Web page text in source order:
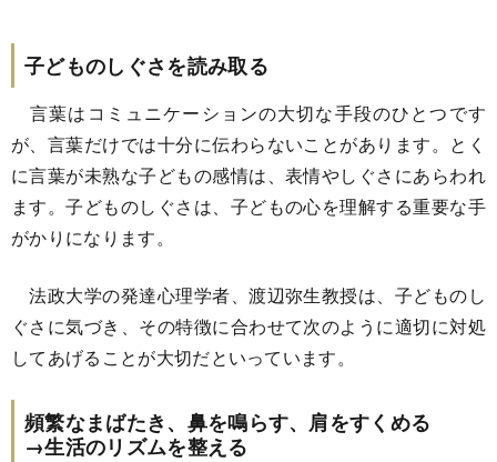
子どものしぐさを読み取る
言葉はコミュニケーションの大切な手段のひとつです
が、言葉だけでは十分に伝わらないことがあります。とく
に言葉が未熟な子どもの感情は、表情やしぐさにあらわれ
ます。子どものしぐさは、子どもの心を理解する重要な手
がかりになります。
法政大学の発達心理学者、渡辺弥生教授は、子どものし
ぐさに気づき、その特徴に合わせて次のように適切に対処
してあげることが大切だといっています。
頻繁なまばたき、鼻を鳴らす、肩をすくめる
→生活のリズムを整える